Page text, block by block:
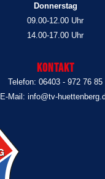
Donnerstag
09.00-12.00 Uhr
14.00-17.00 Uhr
Kontakt
Telefon: 06403 - 972 76 85
E-Mail: info@tv-